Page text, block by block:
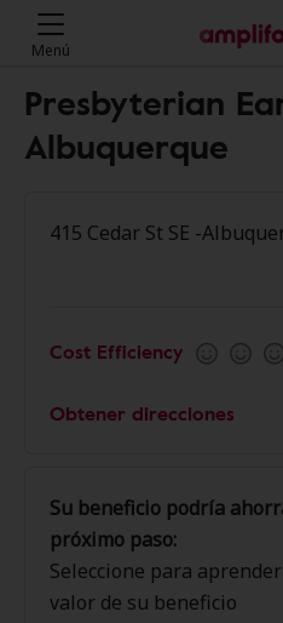
Menú
Presbyterian
Albuquerque
415 Cedar St SE -
Cost Efficiency
Obtener direcciones
Su beneficio podría
próximo paso:
Seleccione para
valor de su beneficio